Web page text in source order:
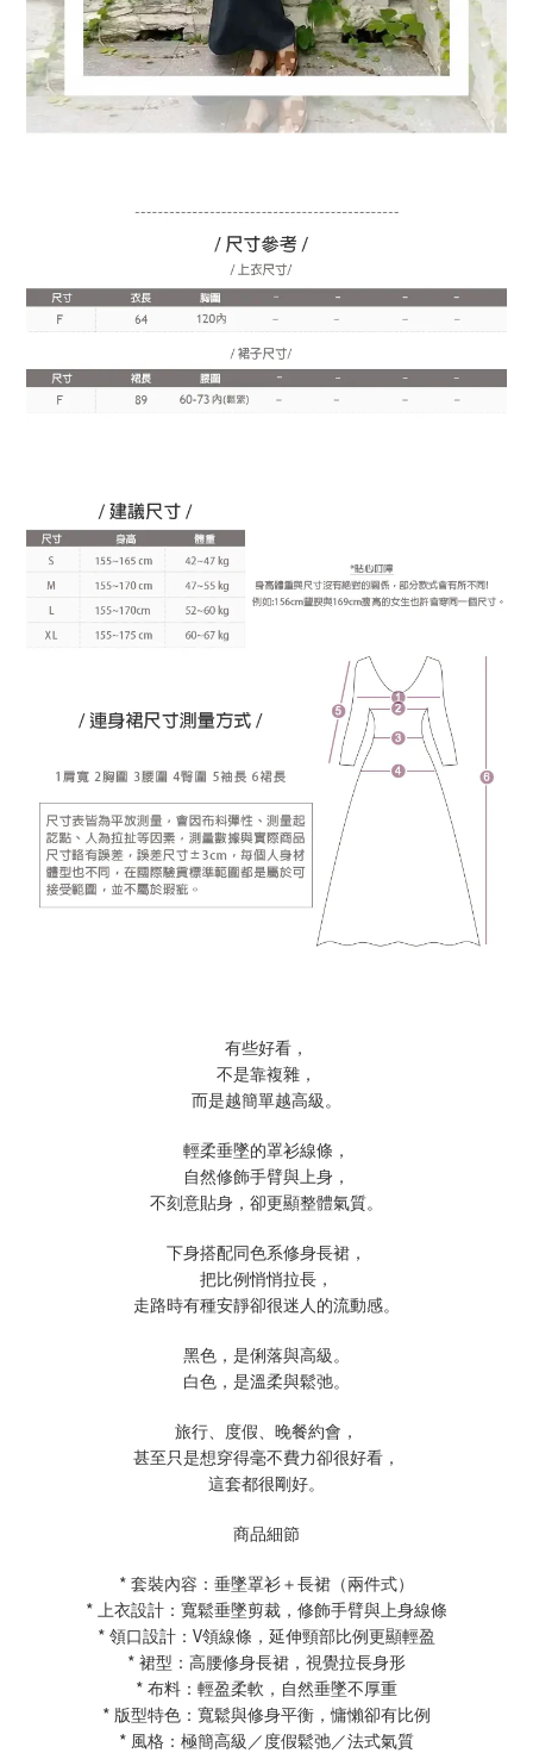
有些好看，
不是靠複雜，
而是越簡單越高級。
輕柔垂墜的罩衫線條，
自然修飾手臂與上身，
不刻意貼身，卻更顯整體氣質。
下身搭配同色系修身長裙，
把比例悄悄拉長，
走路時有種安靜卻很迷人的流動感。
黑色，是俐落與高級。
白色，是溫柔與鬆弛。
旅行、度假、晚餐約會，
甚至只是想穿得毫不費力卻很好看，
這套都很剛好。
商品細節
* 套裝內容：垂墜罩衫＋長裙（兩件式）
* 上衣設計：寬鬆垂墜剪裁，修飾手臂與上身線條
* 領口設計： V領線條，延伸頸部比例更顯輕盈
* 裙型：高腰修身長裙，視覺拉長身形
* 布料：輕盈柔軟，自然垂墜不厚重
* 版型特色：寬鬆與修身平衡，慵懶卻有比例
* 風格：極簡高級／度假鬆弛／法式氣質